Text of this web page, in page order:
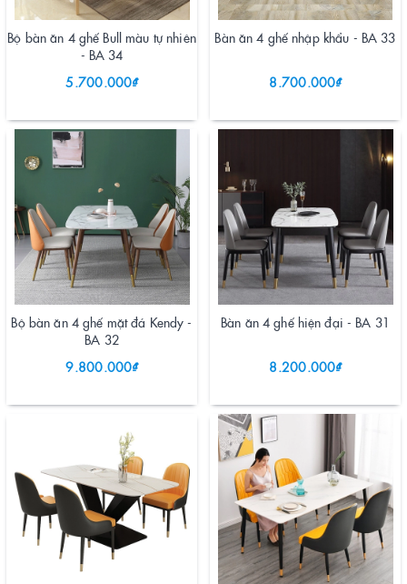
Bộ bàn ăn 4 ghế Bull màu tự nhiên
- BA 34
5.700.000₫
Bàn ăn 4 ghế nhập khẩu - BA 33
8.700.000₫
Bộ bàn ăn 4 ghế mặt đá Kendy -
BA 32
9.800.000₫
Bàn ăn 4 ghế hiện đại - BA 31
8.200.000₫